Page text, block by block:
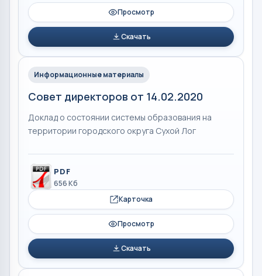
Просмотр
Скачать
Информационные материалы
Совет директоров от 14.02.2020
Доклад о состоянии системы образования на
территории городского округа Сухой Лог
PDF
656 Кб
Карточка
Просмотр
Скачать